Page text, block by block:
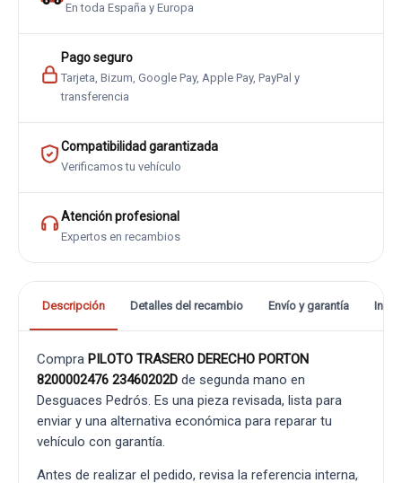
En toda España y Europa
Pago seguro
Tarjeta, Bizum, Google Pay, Apple Pay, PayPal y
transferencia
Compatibilidad garantizada
Verificamos tu vehículo
Atención profesional
Expertos en recambios
Descripción Detalles del recambio Envío y garantía
Compra PILOTO TRASERO DERECHO PORTON
8200002476 23460202D de segunda mano en
Desguaces Pedrós. Es una pieza revisada, lista para
enviar y una alternativa económica para reparar tu
vehículo con garantía.
Antes de realizar el pedido, revisa la referencia interna,